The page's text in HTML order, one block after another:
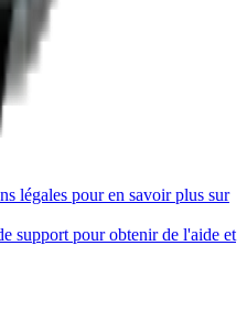
légales pour en savoir plus sur
support pour obtenir de l'aide et